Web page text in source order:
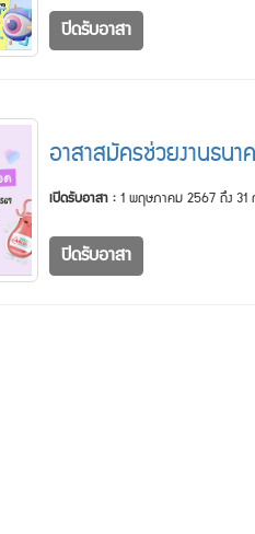
ปิดรับอาสา
อาสาสมัครช่วยงานธน
เปิดรับอาสา :1 พฤษภาคม 2567 ถึง
ปิดรับอาสา